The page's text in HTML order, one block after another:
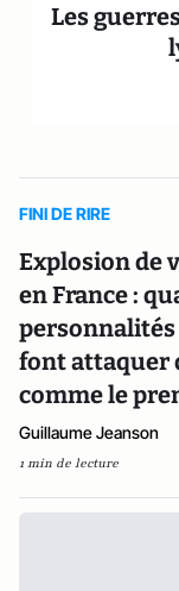
Les
FINI DE RIRE
Explosion de
en France :
font attaquer
comme le
Guillaume Jeanson
1 min de lecture